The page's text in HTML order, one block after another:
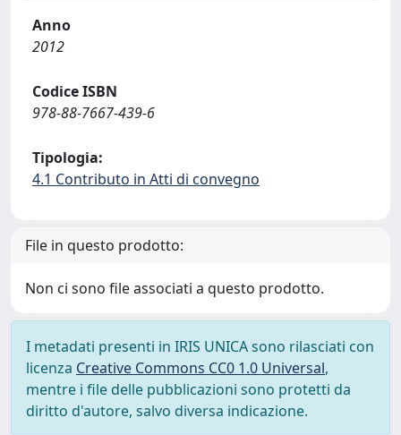
Anno
2012
Codice ISBN
978-88-7667-439-6
Tipologia:
4.1 Contributo in Atti di convegno
File in questo prodotto:
Non ci sono file associati a questo prodotto.
I metadati presenti in IRIS UNICA sono rilasciati con
licenza Creative Commons CC0 1.0 Universal,
mentre i file delle pubblicazioni sono protetti da
diritto d'autore, salvo diversa indicazione.